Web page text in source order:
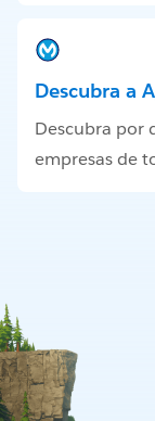
Descubra a
Descubra por
empresas de